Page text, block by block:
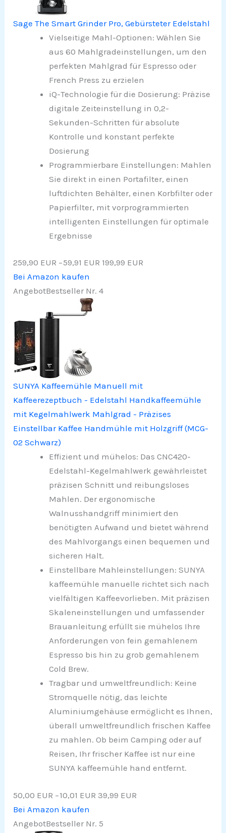
Sage The Smart Grinder Pro, Gebürsteter Edelstahl
Vielseitige Mahl-Optionen: Wählen Sie
aus 60 Mahlgradeinstellungen, um den
perfekten Mahlgrad für Espresso oder
French Press zu erzielen
iQ-Technologie für die Dosierung: Präzise
digitale Zeiteinstellung in 0,2-
Sekunden-Schritten für absolute
Kontrolle und konstant perfekte
Dosierung
Programmierbare Einstellungen: Mahlen
Sie direkt in einen Portafilter, einen
luftdichten Behälter, einen Korbfilter oder
Papierfilter, mit vorprogrammierten
intelligenten Einstellungen für optimale
Ergebnisse
259,90 EUR −59,91 EUR 199,99 EUR
Bei Amazon kaufen
AngebotBestseller Nr. 4
SUNYA Kaffeemühle Manuell mit
Kaffeerezeptbuch - Edelstahl Handkaffeemühle
mit Kegelmahlwerk Mahlgrad - Präzises
Einstellbar Kaffee Handmühle mit Holzgriff (MCG-
02 Schwarz)
Effizient und mühelos: Das CNC420-
Edelstahl-Kegelmahlwerk gewährleistet
präzisen Schnitt und reibungsloses
Mahlen. Der ergonomische
Walnusshandgriff minimiert den
benötigten Aufwand und bietet während
des Mahlvorgangs einen bequemen und
sicheren Halt.
Einstellbare Mahleinstellungen: SUNYA
kaffeemühle manuelle richtet sich nach
vielfältigen Kaffeevorlieben. Mit präzisen
Skaleneinstellungen und umfassender
Brauanleitung erfüllt sie mühelos Ihre
Anforderungen von fein gemahlenem
Espresso bis hin zu grob gemahlenem
Cold Brew.
Tragbar und umweltfreundlich: Keine
Stromquelle nötig, das leichte
Aluminiumgehäuse ermöglicht es Ihnen,
überall umweltfreundlich frischen Kaffee
zu mahlen. Ob beim Camping oder auf
Reisen, Ihr frischer Kaffee ist nur eine
SUNYA kaffeemühle hand entfernt.
50,00 EUR −10,01 EUR 39,99 EUR
Bei Amazon kaufen
AngebotBestseller Nr. 5